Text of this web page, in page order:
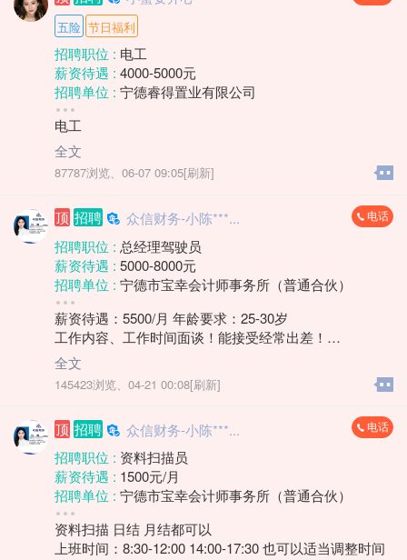
1、无责底薪+阶梯式提成+绩效奖金+各种补贴≈每月综
合薪资5-10k;
2、带薪岗前培训，培训产品信息和客户分类等;
3、公正透明的晋升通道，业绩做的好3个月即可晋升财
税经理;底薪升至4500；
4、8.30-12:00 14:30-18:00，上六休一，法定节假日休
息。
五险 节日福利
招聘职位 : 电工
薪资待遇 : 4000-5000元
招聘单位 : 宁德睿得置业有限公司
招聘人数 :
性别要求 :
年龄要求 :
学历要求 : 学历不限
地区 :柘荣县 双城镇
电工
全文
87787浏览、 06-07 09:05[刷新]
顶 招聘 众信财务-小陈***... 电话
招聘职位 : 总经理驾驶员
薪资待遇 : 5000-8000元
招聘单位 : 宁德市宝幸会计师事务所（普通合伙）
招聘人数 :
性别要求 : 男
学历要求 : 学历不限
工作经验 :
地区 :柘荣县
薪资待遇：5500/月 年龄要求：25-30岁
工作内容、工作时间面谈！能接受经常出差！
要求身体健康，具有C1及以上驾驶证，技术过硬，具有3
年以上安全驾驶经验，退役军人优先。
全文
145423浏览、 04-21 00:08[刷新]
顶 招聘 众信财务-小陈***... 电话
招聘职位 : 资料扫描员
薪资待遇 : 1500元/月
招聘单位 : 宁德市宝幸会计师事务所（普通合伙）
招聘人数 :
性别要求 :性别不限
年龄要求 : 年龄不限
资料扫描 日结 月结都可以
上班时间：8:30-12:00 14:00-17:30 也可以适当调整时间